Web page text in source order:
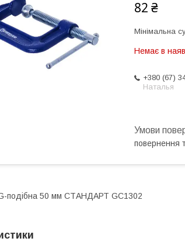
82 ₴
Мінімальна
Немає в
+380 (67)
Наталья
повернення
подібна 50 мм СТАНДАРТ GC1302